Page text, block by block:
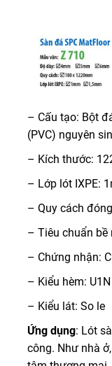
– Cấu tạo: Bột
(PVC) nguyên
– Kích thước:
– Lớp lót IXPE:
– Quy cách
– Tiêu chuẩn bề
– Chứng nhận:
– Kiểu hèm: U1N
– Kiểu lát: So le
Ứng dụng: Lót
công. Như nhà